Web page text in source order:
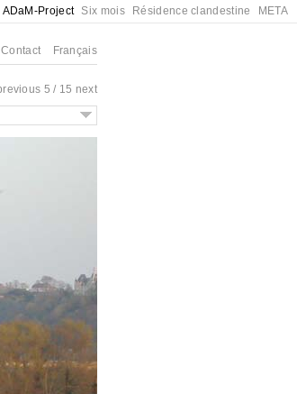
ADaM-Project Six mois Résidence clandestine META
Contact Français
5 / 15 next